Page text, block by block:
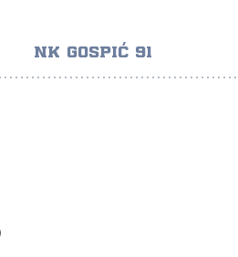
NK GOSPIĆ 91